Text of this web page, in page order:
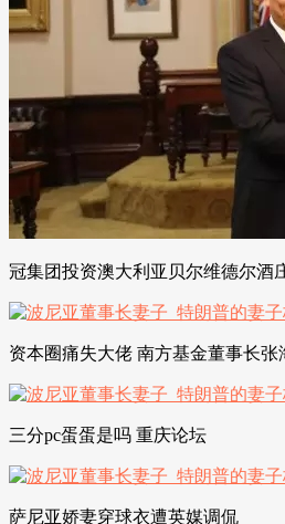
冠集团投资澳大利亚贝尔维德尔酒
资本圈痛失大佬 南方基金董事长张
三分pc蛋蛋是吗 重庆论坛
萨尼亚娇妻穿球衣遭英媒调侃